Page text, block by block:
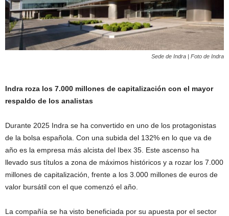
Sede de Indra | Foto de Indra
Indra roza los 7.000 millones de capitalización con el mayor
respaldo de los analistas
Durante 2025 Indra se ha convertido en uno de los protagonistas
de la bolsa española. Con una subida del 132% en lo que va de
año es la empresa más alcista del Ibex 35. Este ascenso ha
llevado sus títulos a zona de máximos históricos y a rozar los 7.000
millones de capitalización, frente a los 3.000 millones de euros de
valor bursátil con el que comenzó el año.
La compañía se ha visto beneficiada por su apuesta por el sector